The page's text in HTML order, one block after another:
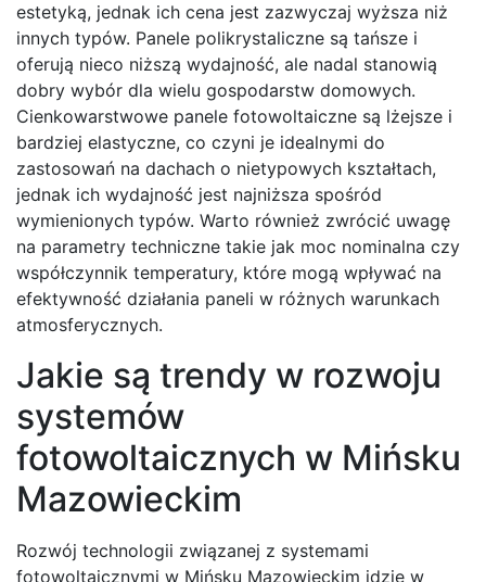
estetyką, jednak ich cena jest zazwyczaj wyższa niż
innych typów. Panele polikrystaliczne są tańsze i
oferują nieco niższą wydajność, ale nadal stanowią
dobry wybór dla wielu gospodarstw domowych.
Cienkowarstwowe panele fotowoltaiczne są lżejsze i
bardziej elastyczne, co czyni je idealnymi do
zastosowań na dachach o nietypowych kształtach,
jednak ich wydajność jest najniższa spośród
wymienionych typów. Warto również zwrócić uwagę
na parametry techniczne takie jak moc nominalna czy
współczynnik temperatury, które mogą wpływać na
efektywność działania paneli w różnych warunkach
atmosferycznych.
Jakie są trendy w rozwoju
systemów
fotowoltaicznych w Mińsku
Mazowieckim
Rozwój technologii związanej z systemami
fotowoltaicznymi w Mińsku Mazowieckim idzie w